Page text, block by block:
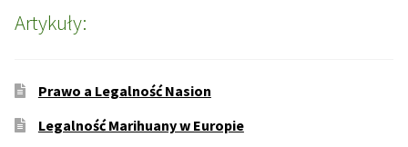
Artykuły:
Prawo a Legalność Nasion
Legalność Marihuany w Europie